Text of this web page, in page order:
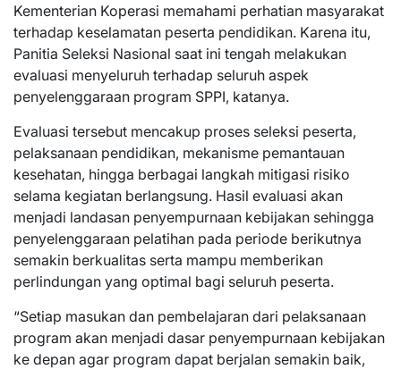
Kementerian Koperasi memahami perhatian masyarakat
terhadap keselamatan peserta pendidikan. Karena itu,
Panitia Seleksi Nasional saat ini tengah melakukan
evaluasi menyeluruh terhadap seluruh aspek
penyelenggaraan program SPPI, katanya.
Evaluasi tersebut mencakup proses seleksi peserta,
pelaksanaan pendidikan, mekanisme pemantauan
kesehatan, hingga berbagai langkah mitigasi risiko
selama kegiatan berlangsung. Hasil evaluasi akan
menjadi landasan penyempurnaan kebijakan sehingga
penyelenggaraan pelatihan pada periode berikutnya
semakin berkualitas serta mampu memberikan
perlindungan yang optimal bagi seluruh peserta.
“Setiap masukan dan pembelajaran dari pelaksanaan
program akan menjadi dasar penyempurnaan kebijakan
ke depan agar program dapat berjalan semakin baik,